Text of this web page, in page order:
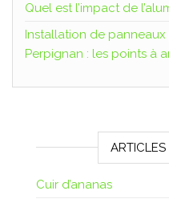
Quel est l’impact de
Installation de
Perpignan : les points à
Cuir d’ananas